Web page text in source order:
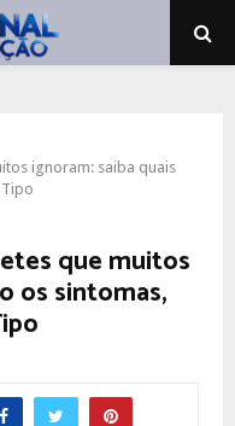
ignoram: saiba quais
que muitos
os sintomas,